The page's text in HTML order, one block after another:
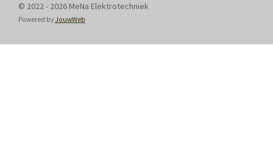
© 2022 - 2026 MeNa Elektrotechniek
Powered by JouwWeb